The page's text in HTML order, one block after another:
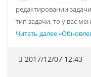
редактировании
тип задачи, то у вас
Читать далее
2017/12/07 12:43